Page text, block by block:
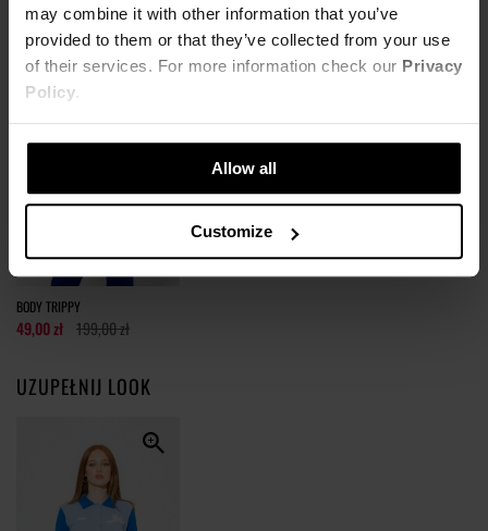
may combine it with other information that you’ve
provided to them or that they’ve collected from your use
of their services. For more information check our Privacy
Policy.
Allow all
Customize
SZEROKOŚĆ
W BIODRACH
46cm 48cm 50cm 52cm
39cm 40cm
tolerancja wymiarów do +/- 2cm
Jak mierzymy nasze produkty?
Kategoria:
Strona główna,Produkty,Doły
Spódnice
Kolor:
Niebieski
Rozmiar:
STWÓRZ ZESTAW
BODY TRIPPY
49,00 zł 199,00 zł
UZUPEŁNIJ LOOK